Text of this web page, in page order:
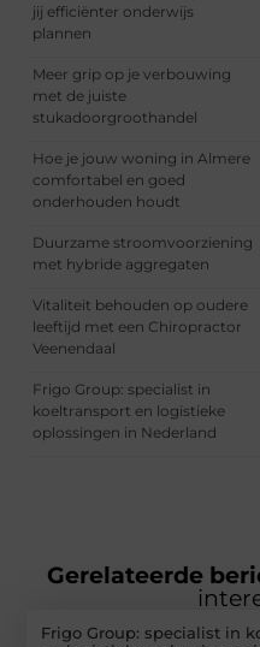
jij efficiënter onderwijs
plannen
Meer grip op je verbouwing
met de juiste
stukadoorgroothandel
Hoe je jouw woning in Almere
comfortabel en goed
onderhouden houdt
Duurzame stroomvoorziening
met hybride aggregaten
Vitaliteit behouden op oudere
leeftijd met een Chiropractor
Veenendaal
Frigo Group: specialist in
koeltransport en logistieke
oplossingen in Nederland
Gerelateerde
Frigo Group: specialist in